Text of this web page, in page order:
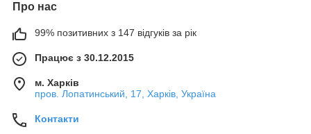
Про нас
99% позитивних з 147 відгуків за рік
Працює з 30.12.2015
м. Харків
пров. Лопатинський, 17, Харків, Україна
Контакти